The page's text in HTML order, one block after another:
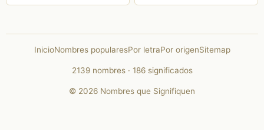
InicioNombres popularesPor letraPor origenSitemap
2139 nombres · 186 significados
© 2026 Nombres que Signifiquen